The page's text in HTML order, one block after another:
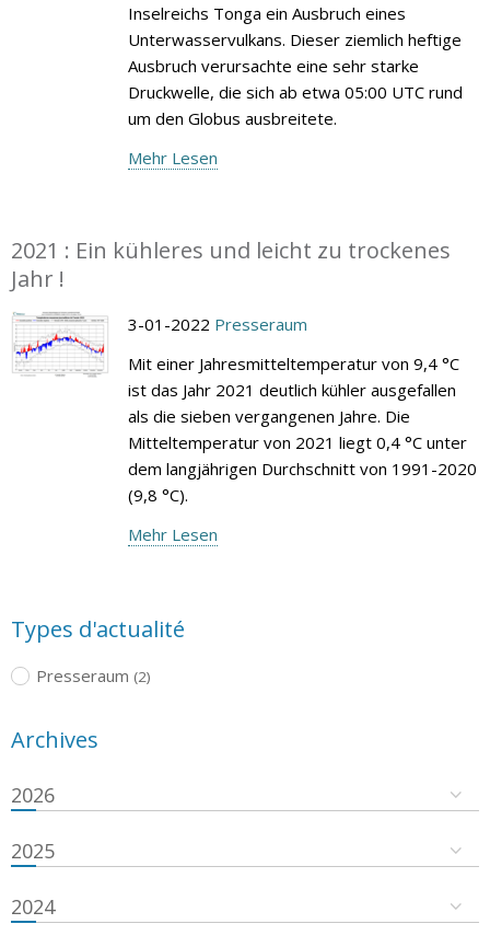
Inselreichs Tonga ein Ausbruch eines
Unterwasservulkans. Dieser ziemlich heftige
Ausbruch verursachte eine sehr starke
Druckwelle, die sich ab etwa 05:00 UTC rund
um den Globus ausbreitete.
Mehr Lesen
2021 : Ein kühleres und leicht zu trockenes
Jahr !
3-01-2022 Presseraum
Mit einer Jahresmitteltemperatur von 9,4 °C
ist das Jahr 2021 deutlich kühler ausgefallen
als die sieben vergangenen Jahre. Die
Mitteltemperatur von 2021 liegt 0,4 °C unter
dem langjährigen Durchschnitt von 1991-2020
(9,8 °C).
Mehr Lesen
Types d'actualité
Presseraum (2)
Archives
2026
2025
2024